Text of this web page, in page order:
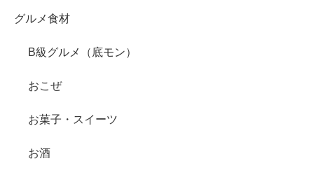
グルメ食材
B級グルメ（底モン）
おこぜ
お菓子・スイーツ
お酒